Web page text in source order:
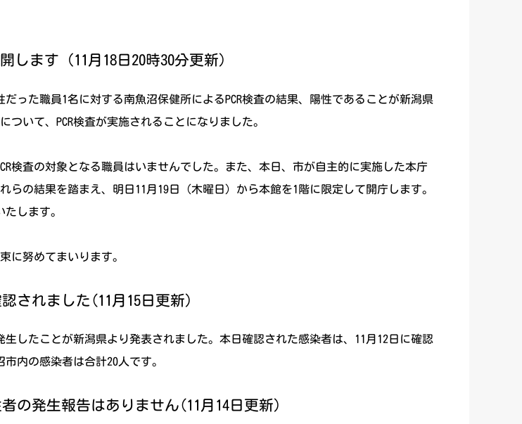
ます（11月18日20時30分更新）
った職員1名に対する南魚沼保健所によるPCR検査の結果、陽性であることが新潟県
いて、PCR検査が実施されることになりました。
検査の対象となる職員はいませんでした。また、本日、市が自主的に実施した本庁
の結果を踏まえ、明日11月19日（木曜日）から本館を1階に限定して開庁します。
します。
に努めてまいります。
されました(11月15日更新)
したことが新潟県より発表されました。本日確認された感染者は、11月12日に確認
内の感染者は合計20人です。
の発生報告はありません(11月14日更新)